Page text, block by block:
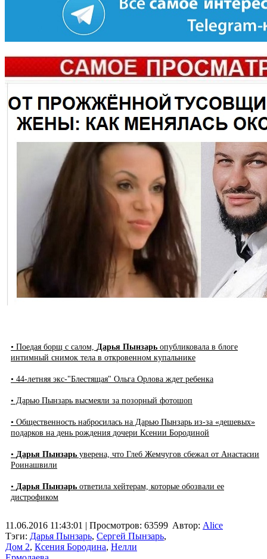
• Поедая борщ с салом, Дарья Пынзарь опубликовала в блоге
интимный снимок тела в откровенном купальнике
• 44-летняя экс-"Блестящая" Ольга Орлова ждет ребенка
• Дарью Пынзарь высмеяли за позорный фотошоп
• Общественность набросилась на Дарью Пынзарь из-за «дешевых»
подарков на день рождения дочери Ксении Бородиной
• Дарья Пынзарь уверена, что Глеб Жемчугов сбежал от Анастасии
Роинашвили
• Дарья Пынзарь ответила хейтерам, которые обозвали ее
дистрофиком
11.06.2016 11:43:01 | Просмотров: 63599
Тэги: Дарья Пынзарь, Сергей Пынзарь,
Дом 2, Ксения Бородина, Нелли
Автор: Alice